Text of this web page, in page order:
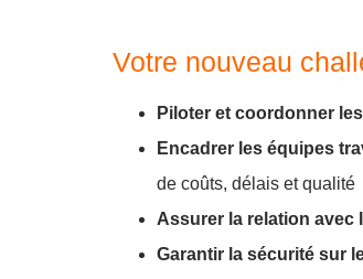
Piloter et coordonner
Encadrer les équipes
de coûts, délais et qualité
Assurer la relation avec
Garantir la sécurité sur
Votre nouveau